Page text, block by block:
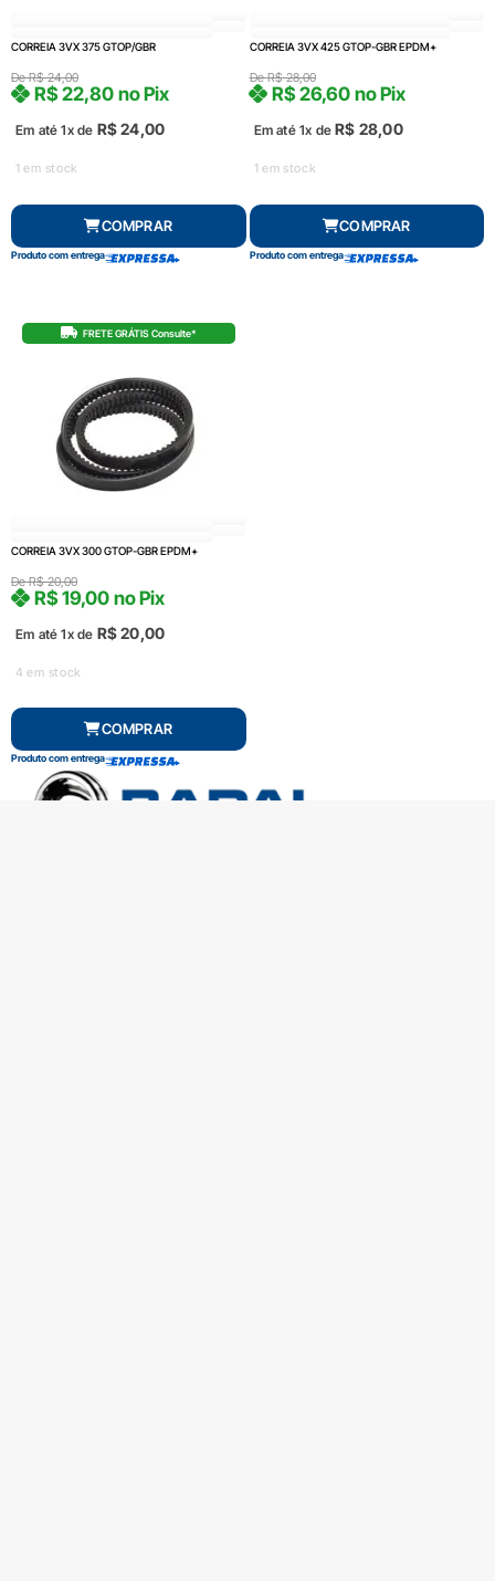
CORREIA 3VX 375 GTOP/GBR
DeR$24,00
Em até 1x de R$24,00
R$22,80 no Pix
1 em stock
COMPRAR
Produto com entrega
CORREIA 3VX 425 GTOP-GBR EPDM+
DeR$28,00
Em até 1x de R$ 28,00
R$26,60 no Pix
1 em stock
COMPRAR
Produto com entrega
FRETE GRÁTIS Consulte*
CORREIA 3VX 300 GTOP-GBR EPDM+
DeR$20,00
Em até 1x de R$20,00
R$19,00 no Pix
4 em stock
COMPRAR
Produto com entrega